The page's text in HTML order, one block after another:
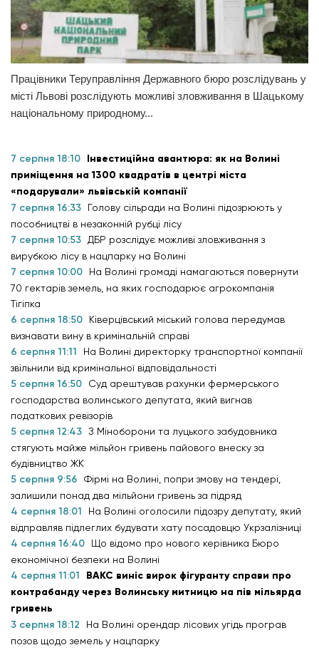
Працівники Теруправління Державного бюро розслідувань у
місті Львові розслідують можливі зловживання в Шацькому
національному природному...
7 серпня 18:10 Інвестиційна авантюра: як на Волині
приміщення на 1300 квадратів в центрі міста
«подарували» львівській компанії
7 серпня 16:33
Голову сільради на Волині підозрюють у
пособництві в незаконній рубці лісу
7 серпня 10:53 ДБР розслідує можливі зловживання з
вирубкою лісу в нацпарку на Волині
7 серпня 10:00
На Волині громаді намагаються повернути
70 гектарів земель, на яких господарює агрокомпанія
Тігіпка
6 серпня 18:50
Ківерцівський міський голова передумав
визнавати вину в кримінальній справі
6 серпня 11:11
На Волині директорку транспортної компанії
звільнили від кримінальної відповідальності
5 серпня 16:50
Суд арештував рахунки фермерського
господарства волинського депутата, який вигнав
податкових ревізорів
5 серпня 12:43 З Міноборони та луцького забудовника
стягують майже мільйон гривень пайового внеску за
будівництво ЖК
5 серпня 9:56
Фірмі на Волині, попри змову на тендері,
залишили понад два мільйони гривень за підряд
4 серпня 18:01
На Волині оголосили підозру депутату, який
відправляв підлеглих будувати хату посадовцю Укрзалізниці
4 серпня 16:40
Що відомо про нового керівника Бюро
економічної безпеки на Волині
4 серпня 11:01
ВАКС виніс вирок фігуранту справи про
контрабанду через Волинську митницю на пів мільярда
гривень
3 серпня 18:12
На Волині орендар лісових угідь програв
позов щодо земель у нацпарку